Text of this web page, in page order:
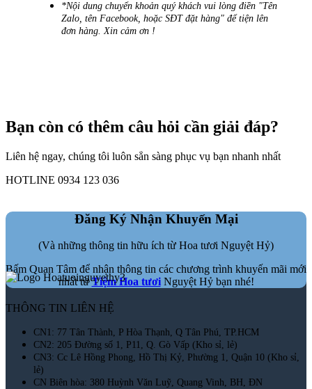
*Nội dung chuyển khoản quý khách vui lòng điền "Tên
Zalo, tên Facebook, hoặc SĐT đặt hàng" để tiện lên
đơn hàng. Xin cảm ơn !
Bạn còn có thêm câu hỏi cần giải đáp?
Liên hệ ngay, chúng tôi luôn sẳn sàng phục vụ bạn nhanh nhất
HOTLINE 0934 123 036
Đăng Ký Nhận Khuyến Mại
(Và những thông tin hữu ích từ Hoa tươi Nguyệt Hỷ)
Bấm Quan Tâm để nhận thông tin các chương trình khuyến mãi mới
nhất từTiệm Hoa tươiNguyệt Hỷ bạn nhé!
THÔNG TIN LIÊN HỆ
CN1: 77 Tân Thành, P Hòa Thạnh, Q Tân Phú, TP.HCM
CN2: 205 Đường số 1, P11, Q. Gò Vấp (Kho sỉ, lẻ)
CN3: Cc Lê Hồng Phong, Hồ Thị Kỷ, Phường 1, Quận 10 (Kho sỉ,
lẻ)
CN Biên hòa: 380 Huỳnh Văn Luỹ, Quang Vinh, BH, ĐN